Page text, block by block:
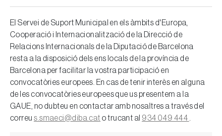
El Servei de Suport Municipal en els àmbits d'Europa,
Cooperació i Internacionalització de la Direcció de
Relacions Internacionals de la Diputació de Barcelona
resta a la disposició dels ens locals de la província de
Barcelona per facilitar la vostra participació en
convocatòries europees. En cas de tenir interès en alguna
de les convocatòries europees que us presentem a la
GAUE, no dubteu en contactar amb nosaltres a través del
correus.smaeci@diba.cat o trucant al 934 049 444